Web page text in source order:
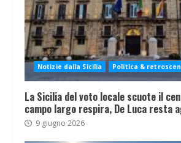
Notizie dalla Sicilia Politica &
La Sicilia del voto locale scuote il
campo largo respira, De Luca resta
9 giugno 2026